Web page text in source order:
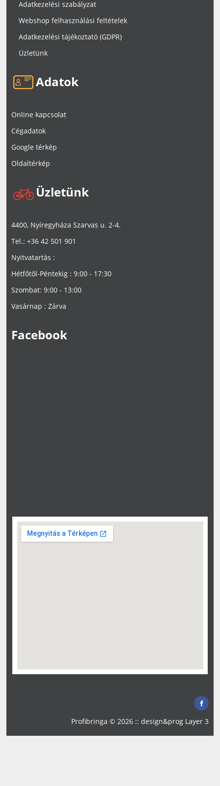
Adatkezelési szabályzat
Webshop felhasználási feltételek
Adatkezelési tájékoztató (GDPR)
Üzletünk
Adatok
Online kapcsolat
Cégadatok
Google térkép
Oldaltérkép
Üzletünk
4400, Nyíregyháza Szarvas u. 2-4.
Tel.: +36 42 501 901
Nyitvatartás :
Hétfőtől-Péntekig : 9:00 - 17:30
Szombat: 9:00 - 13:00
Vasárnap : Zárva
Facebook
Profibringa © 2026 :: design&prog Layer 3